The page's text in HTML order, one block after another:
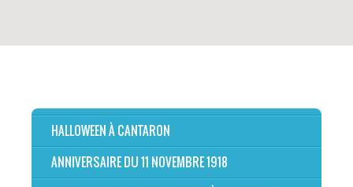
HALLOWEEN À CANTARON
ANNIVERSAIRE DU 11 NOVEMBRE 1918